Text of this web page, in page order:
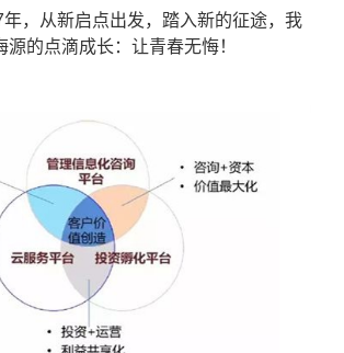
年， 从新启点出发，踏入新的征途，我
源的点滴成长 ： 让青春无悔！